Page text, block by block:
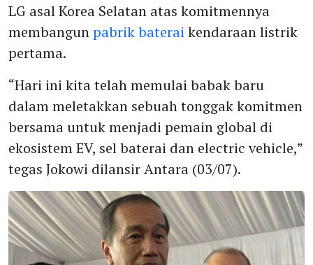
LG asal Korea Selatan atas komitmennya
membangunpabrik baterai kendaraan listrik
pertama.
“Hari ini kita telah memulai babak baru
dalam meletakkan sebuah tonggak komitmen
bersama untuk menjadi pemain global di
ekosistem EV, sel baterai dan electric vehicle,”
tegas Jokowi dilansir Antara (03/07).